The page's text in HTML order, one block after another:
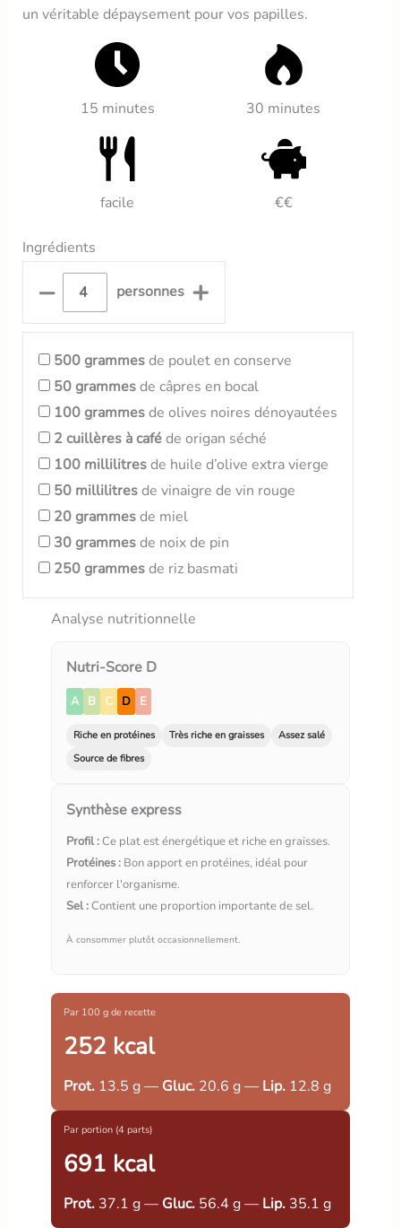
un véritable dépaysement pour vos papilles.
15 minutes 30 minutes
facile €€
Ingrédients
– personnes +
500grammesde poulet en conserve
50grammesde câpres en bocal
100grammesde olives noires dénoyautées
2cuillères à caféde origan séché
100 millilitresde huile d’olive extra vierge
50 millilitresde vinaigre de vin rouge
20grammesde miel
30grammesde noix de pin
250grammesde riz basmati
Analyse nutritionnelle
Nutri-Score D
A B C D E
Riche en protéines Très riche en graisses
Assez salé
Source de fibres
Synthèse express
Profil :Ce plat est énergétique et riche en graisses.
Protéines :Bon apport en protéines, idéal pour
renforcer l'organisme.
Sel :Contient une proportion importante de sel.
À consommer plutôt occasionnellement.
Par 100 g de recette
252 kcal
Prot.13.5 g — Gluc.20.6 g — Lip.12.8 g
Par portion (4 parts)
691 kcal
Prot.37.1 g — Gluc.56.4 g — Lip.35.1 g